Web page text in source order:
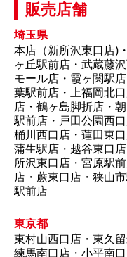
販売店舗
埼玉県
本店（新所沢東口店)
ヶ丘駅前店・武蔵藤
モール店・霞ヶ関駅
葉駅前店・上福岡北
店・鶴ヶ島脚折店・
駅前店・戸田公園西
桶川西口店・蓮田東
蒲生駅店・越谷東口
所沢東口店・宮原駅
店・蕨東口店・狭山
駅前店
東京都
東村山西口店・東久
練馬南口店・小平南